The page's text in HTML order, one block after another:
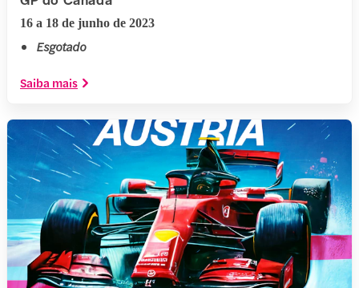
16 a 18 de junho de 2023
Esgotado
Saiba mais